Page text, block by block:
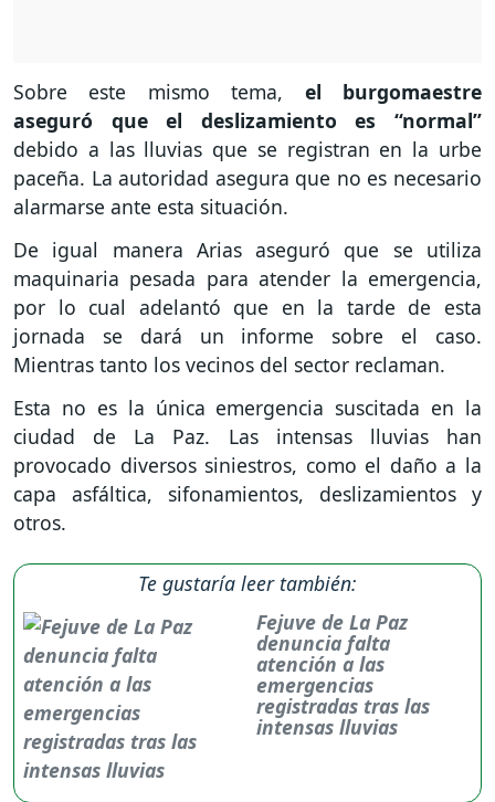
Sobre este mismo tema, el burgomaestre
aseguró que el deslizamiento es “normal”
debido a las lluvias que se registran en la urbe
paceña. La autoridad asegura que no es necesario
alarmarse ante esta situación.
De igual manera Arias aseguró que se utiliza
maquinaria pesada para atender la emergencia,
por lo cual adelantó que en la tarde de esta
jornada se dará un informe sobre el caso.
Mientras tanto los vecinos del sector reclaman.
Esta no es la única emergencia suscitada en la
ciudad de La Paz. Las intensas lluvias han
provocado diversos siniestros, como el daño a la
capa asfáltica, sifonamientos, deslizamientos y
otros.
Te gustaría leer también:
Fejuve de La Paz
denuncia falta
atención a las
emergencias
registradas tras las
intensas lluvias